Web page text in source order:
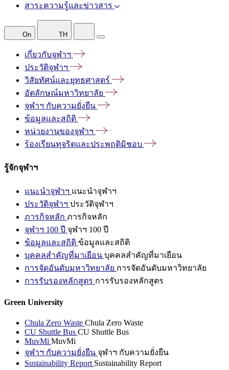
สาระความรู้และข่าวสาร
On TH
เกี่ยวกับจุฬาฯ
ประวัติจุฬาฯ
วิสัยทัศน์และยุทธศาสตร์
อัตลักษณ์มหาวิทยาลัย
จุฬาฯ กับความยั่งยืน
ข้อมูลและสถิติ
หน่วยงานของจุฬาฯ
ร้องเรียนทุจริตและประพฤติมิชอบ
รู้จักจุฬาฯ
แนะนำจุฬาฯ แนะนำจุฬาฯ
ประวัติจุฬาฯ ประวัติจุฬาฯ
ภารกิจหลัก ภารกิจหลัก
จุฬาฯ 100 ปี จุฬาฯ 100 ปี
ข้อมูลและสถิติ ข้อมูลและสถิติ
บุคคลสำคัญที่มาเยือน บุคคลสำคัญที่มาเยือน
การจัดอันดับมหาวิทยาลัย การจัดอันดับมหาวิทยาลัย
การรับรองหลักสูตร การรับรองหลักสูตร
Green University
Chula Zero Waste Chula Zero Waste
CU Shuttle Bus CU Shuttle Bus
MuvMi MuvMi
จุฬาฯ กับความยั่งยืน จุฬาฯ กับความยั่งยืน
Sustainability Report Sustainability Report